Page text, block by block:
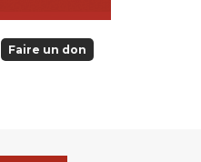
Faire un don